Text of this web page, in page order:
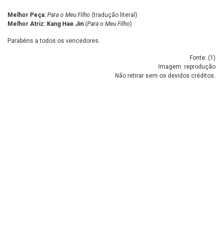
Melhor Peça: Para o Meu Filho (tradução literal)
Melhor Atriz: Kang Hae Jin (Para o Meu Filho)
Parabéns a todos os vencedores.
Fonte: (1 )
Imagem: reprodução
Não retirar sem os devidos créditos.